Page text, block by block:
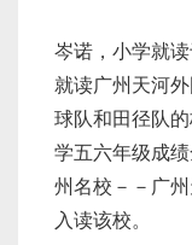
岑诺，小学就
就读广州天河
球队和田径队
学五六年级成
州名校－－广
入读该校。